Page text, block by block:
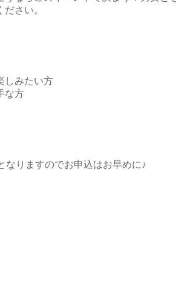
さい。
しみたい方
な方
なりますのでお申込はお早めに♪